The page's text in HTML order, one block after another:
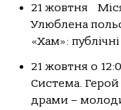
21 жовтня
Улюблена
«Хам»:
21 жовтня о
Система. Герой
драми –